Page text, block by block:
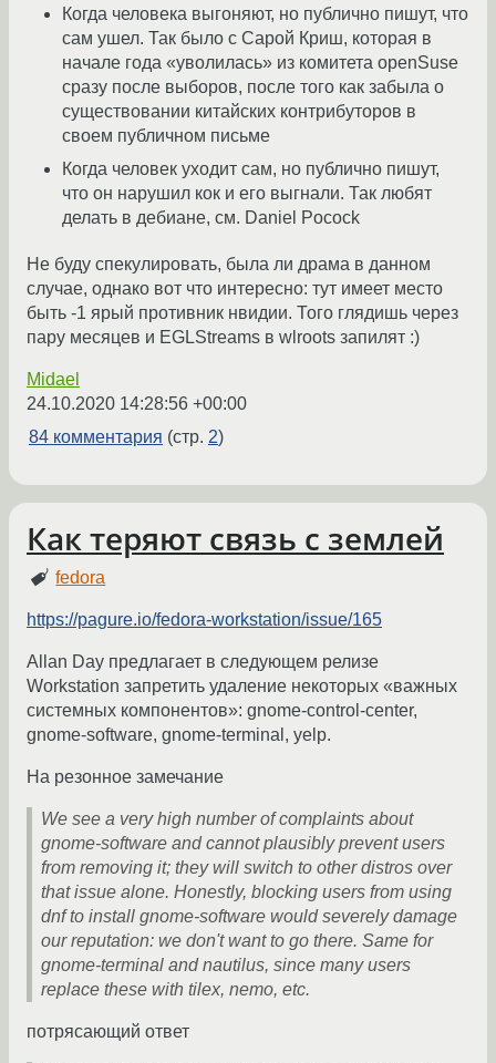
Когда человека выгоняют, но публично пишут, что
сам ушел. Так было с Сарой Криш, которая в
начале года «уволилась» из комитета openSuse
сразу после выборов, после того как забыла о
существовании китайских контрибуторов в
своем публичном письме
Когда человек уходит сам, но публично пишут,
что он нарушил кок и его выгнали. Так любят
делать в дебиане, см. Daniel Pocock
Не буду спекулировать, была ли драма в данном
случае, однако вот что интересно: тут имеет место
быть -1 ярый противник нвидии. Того глядишь через
пару месяцев и EGLStreams в wlroots запилят :)
Midael
24.10.2020 14:28:56 +00:00
84 комментария (стр. 2)
Как теряют связь с землей
fedora
https://pagure.io/fedora-workstation/issue/165
Allan Day предлагает в следующем релизе
Workstation запретить удаление некоторых «важных
системных компонентов»: gnome-control-center,
gnome-software, gnome-terminal, yelp.
На резонное замечание
We see a very high number of complaints about
gnome-software and cannot plausibly prevent users
from removing it; they will switch to other distros over
that issue alone. Honestly, blocking users from using
dnf to install gnome-software would severely damage
our reputation: we don't want to go there. Same for
gnome-terminal and nautilus, since many users
replace these with tilex, nemo, etc.
потрясающий ответ